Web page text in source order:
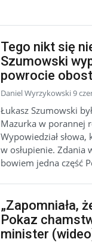
Tego nikt się
Szumowski
powrocie
Daniel Wyrzykowski 9
Łukasz Szumowski
Mazurka w porannej
Wypowiedział
w osłupienie. Zdania
bowiem jedna część
„Zapomniała,
Pokaz
minister